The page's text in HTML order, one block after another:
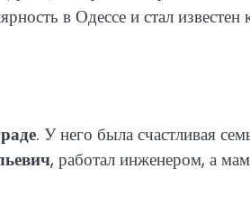
в Одессе и стал известен
. У него была счастливая
, работал инженером, а